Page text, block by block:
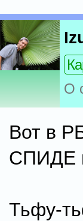
О
Вот в
СПИДЕ
Тьфу-